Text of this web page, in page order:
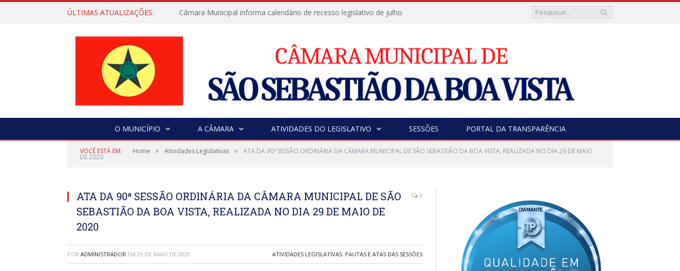
ÚLTIMAS ATUALIZAÇÕES: Câmara Municipal informa calendário de recesso legislativo de julho
O MUNICÍPIO A CÂMARA ATIVIDADES DO LEGISLATIVO SESSÕES PORTAL DA TRANSPARÊNCIA
VOCÊ ESTÁ EM: Home » Atividades Legislativas » ATA DA 90ª SESSÃO ORDINÁRIA DA CÂMARA MUNICIPAL DE SÃO SEBASTIÃO DA BOA VISTA, REALIZADA NO DIA 29 DE MAIO
DE 2020
ATA DA 90ª SESSÃO ORDINÁRIA DA CÂMARA MUNICIPAL DE SÃO
SEBASTIÃO DA BOA VISTA, REALIZADA NO DIA 29 DE MAIO DE
2020
0
POR ADMINISTRADOR EM 29 DE MAIO DE 2020 ATIVIDADES LEGISLATIVAS, PAUTAS E ATAS DAS SESSÕES